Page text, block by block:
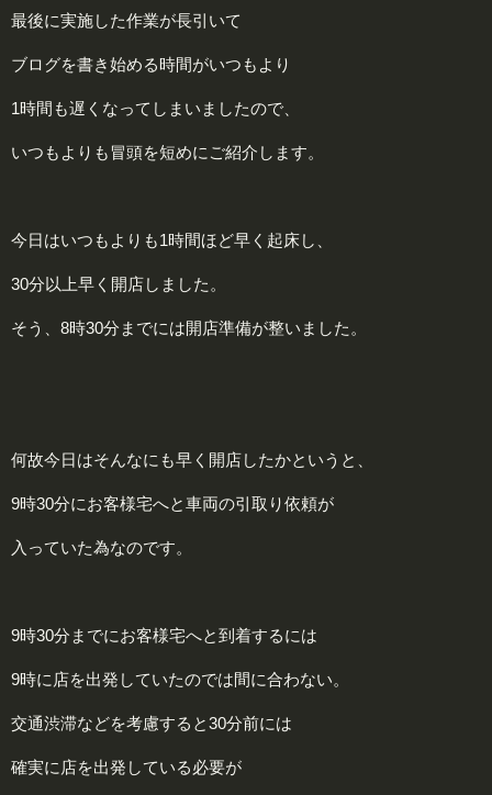
最後に実施した作業が長引いて
ブログを書き始める時間がいつもより
1時間も遅くなってしまいましたので、
いつもよりも冒頭を短めにご紹介します。
今日はいつもよりも1時間ほど早く起床し、
30分以上早く開店しました。
そう、8時30分までには開店準備が整いました。
何故今日はそんなにも早く開店したかというと、
9時30分にお客様宅へと車両の引取り依頼が
入っていた為なのです。
9時30分までにお客様宅へと到着するには
9時に店を出発していたのでは間に合わない。
交通渋滞などを考慮すると30分前には
確実に店を出発している必要が